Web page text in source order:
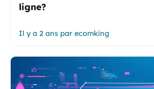
ligne?
Il y a 2 ans par ecomking